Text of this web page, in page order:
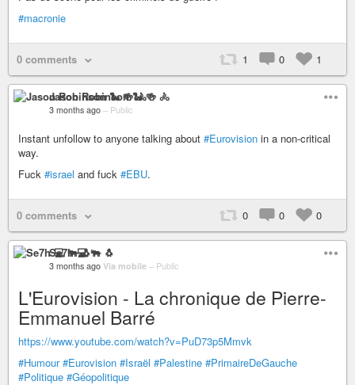
#macronie
0 comments 1 0 1
Jason Robinson 🐍 🍻 🚴
3 months ago – Public
Instant unfollow to anyone talking about #Eurovision in a non-critical
way.
Fuck #israel and fuck #EBU.
0 comments 0 0 0
Se7h 💻 🐃 🐧
3 months ago Via mobile – Public
L'Eurovision - La chronique de Pierre-
Emmanuel Barré
https://www.youtube.com/watch?v=PuD73p5Mmvk
#Humour #Eurovision #Israël #Palestine #PrimaireDeGauche
#Politique #Géopolitique